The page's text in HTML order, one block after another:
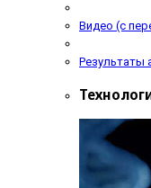
Видео (с
Результаты